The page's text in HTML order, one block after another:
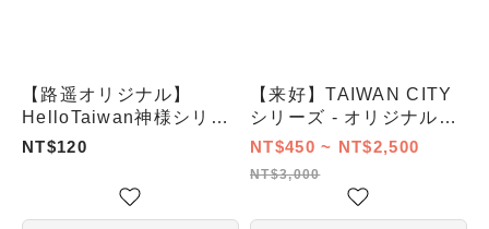
【路遥オリジナル】
HelloTaiwan神様シリー
ズ／ブラインドボックス
NT$120
【来好】TAIWAN CITY
シリーズ - オリジナルビ
ールグラス(3個セット/5
セット/16個セット)
NT$450 ~ NT$2,500
NT$3,000